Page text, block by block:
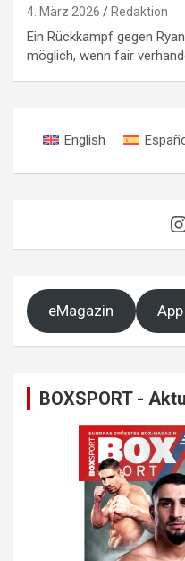
4. März 2026 Redaktion
Ein Rückkampf gegen
möglich, wenn fair
English
eMagazin App
BOXSPORT -